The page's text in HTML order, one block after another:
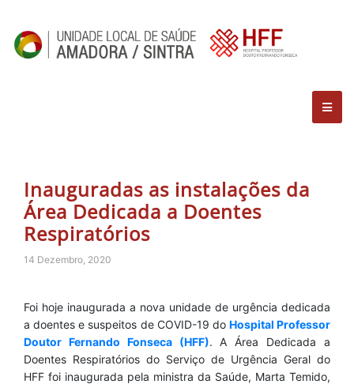
Inauguradas as instalações da
Área Dedicada a Doentes
Respiratórios
14 Dezembro, 2020
Foi hoje inaugurada a nova unidade de urgência dedicada
a doentes e suspeitos de COVID-19 do Hospital Professor
Doutor Fernando Fonseca (HFF). A Área Dedicada a
Doentes Respiratórios do Serviço de Urgência Geral do
HFF foi inaugurada pela ministra da Saúde, Marta Temido,